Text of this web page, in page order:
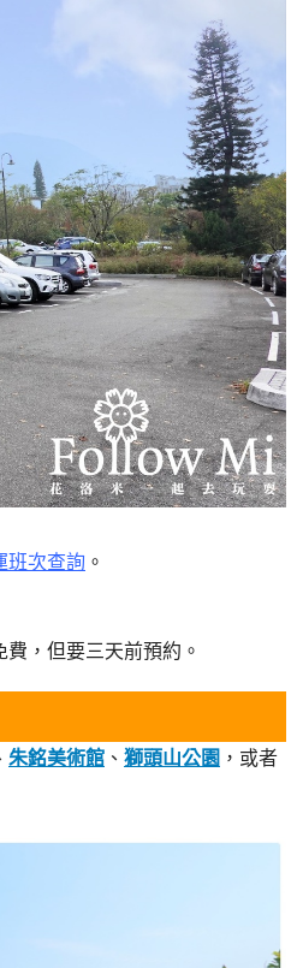
班次查詢 。
，但要三天前預約。
朱銘美術館 、 獅頭山公園 ，或者